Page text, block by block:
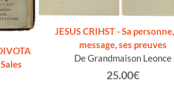
JESUS CRIHST - Sa
message, ses preuves
De Grandmaison Leonce
25.00€